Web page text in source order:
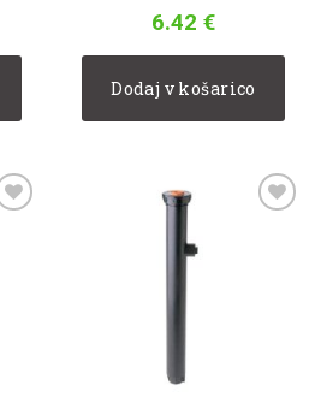
6.42 €
Dodaj v košarico